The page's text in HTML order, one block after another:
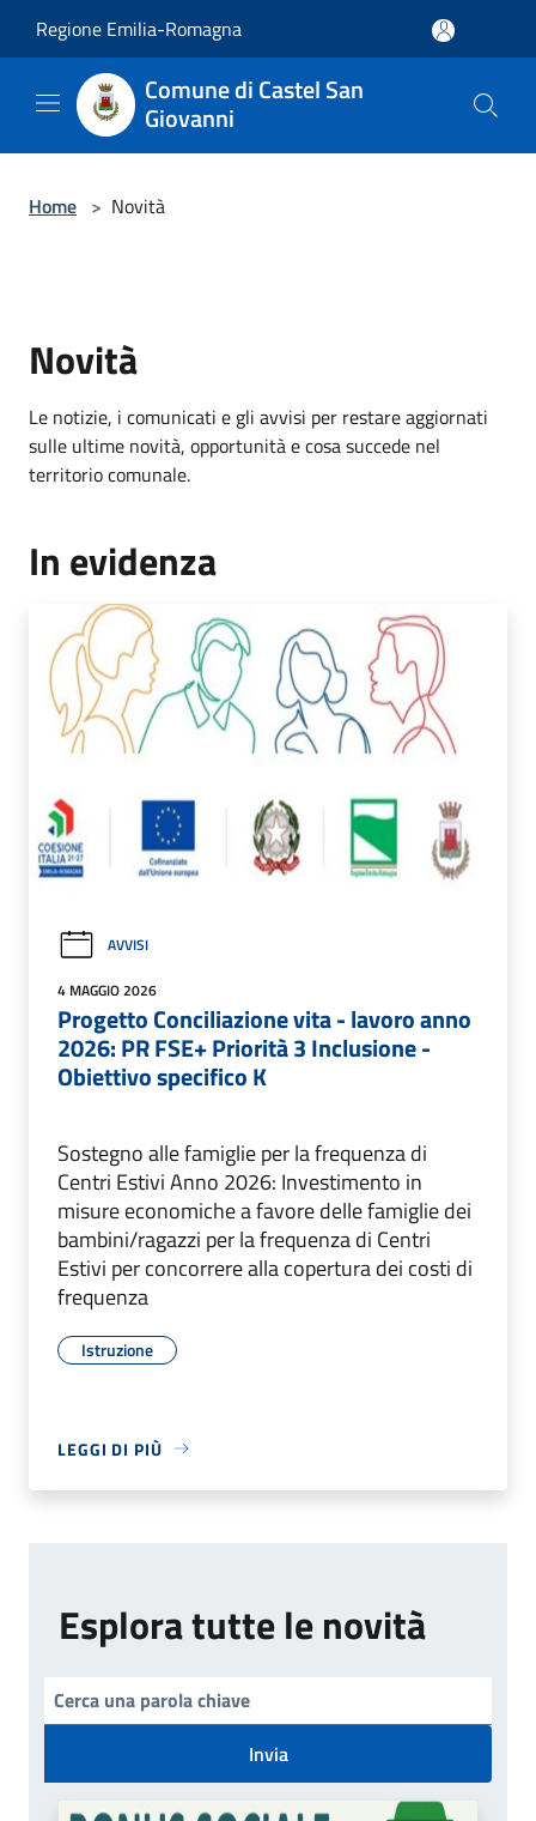
Regione Emilia-Romagna
Comune di Castel San
Giovanni
Home > Novità
Novità
Le notizie, i comunicati e gli avvisi per restare aggiornati
sulle ultime novità, opportunità e cosa succede nel
territorio comunale.
In evidenza
AVVISI
4 MAGGIO 2026
Progetto Conciliazione vita - lavoro anno
2026: PR FSE+ Priorità 3 Inclusione -
Obiettivo specifico K
Sostegno alle famiglie per la frequenza di
Centri Estivi Anno 2026: Investimento in
misure economiche a favore delle famiglie dei
bambini/ragazzi per la frequenza di Centri
Estivi per concorrere alla copertura dei costi di
frequenza
Istruzione
LEGGI DI PIÙ
Esplora tutte le novità
Invia